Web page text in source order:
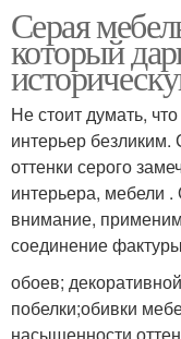
Серая
который
Не стоит думать,
интерьер
оттенки серого
интерьера, мебели .
внимание,
соединение
обоев;
побелки;обивки